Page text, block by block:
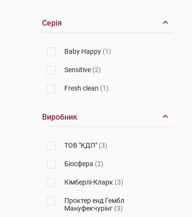
Серія
Baby Happy (1)
Sensitive (2)
Fresh clean (1)
Виробник
ТОВ "КДП" (3)
Біосфера (2)
Кімберлі-Кларк (3)
Проктер енд Гембл
Мануфекчурінг (3)